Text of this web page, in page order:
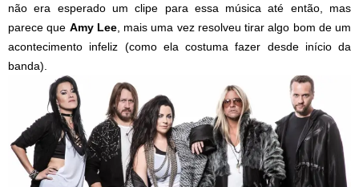
não era esperado um clipe para essa música até então, mas
parece que Amy Lee, mais uma vez resolveu tirar algo bom de um
acontecimento infeliz (como ela costuma fazer desde início da
banda).